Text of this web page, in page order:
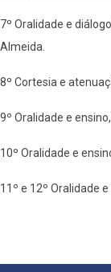
7º Oralidade e
Almeida.
8º Cortesia e
9º Oralidade e
10º Oralidade e
11º e 12º Oralidade